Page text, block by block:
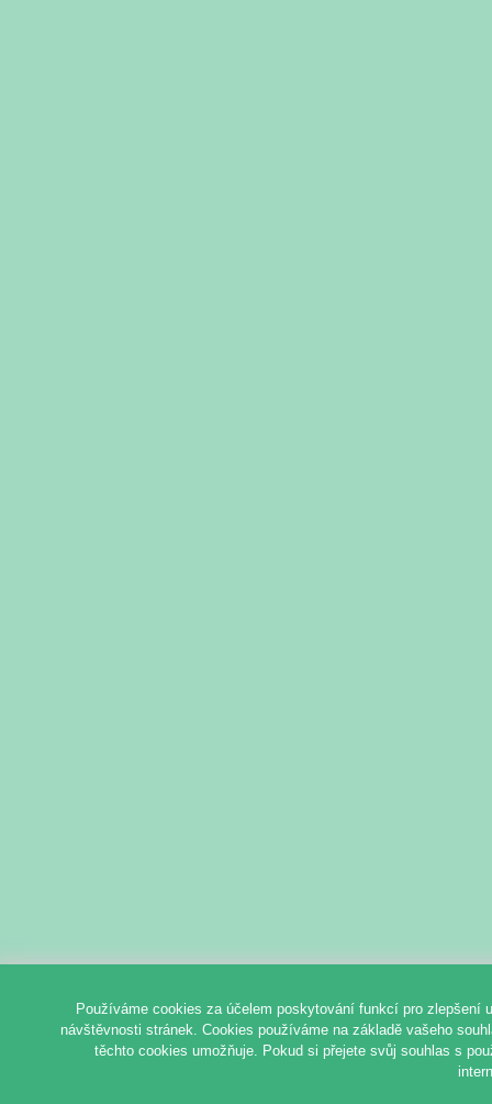
Používáme cookies za účelem poskytování funkcí pro zlepšení
návštěvnosti stránek. Cookies používáme na základě vašeho
těchto cookies umožňuje. Pokud si přejete svůj souhlas s